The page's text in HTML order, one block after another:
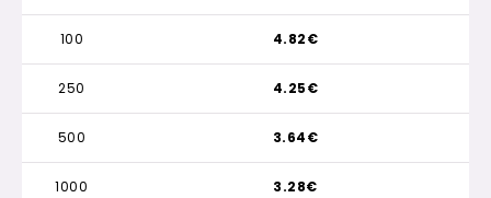
100
250
500
1000
4.82€
4.25€
3.64€
3.28€